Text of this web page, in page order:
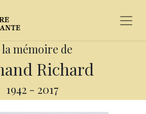
la mémoire de
Richard
1942 - 2017